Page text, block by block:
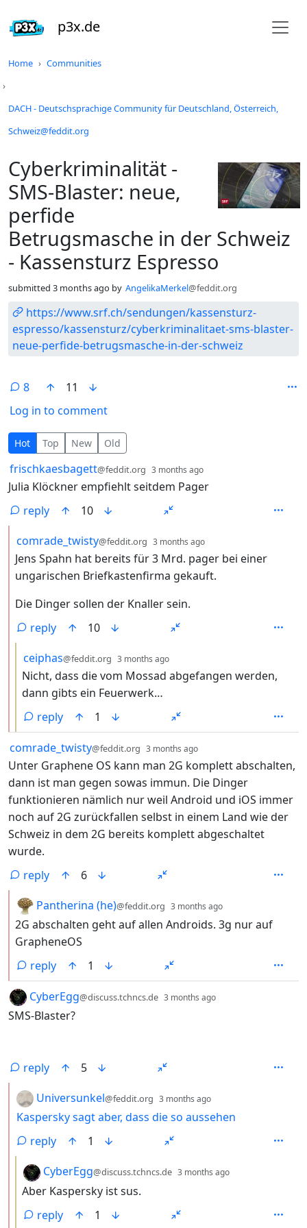
p3x.de
Home Communities
DACH - Deutschsprachige Community für Deutschland, Österreich,
Schweiz@feddit.org
Cyberkriminalität -
SMS-Blaster: neue,
perfide
Betrugsmasche in der Schweiz
- Kassensturz Espresso
submitted 3 months ago by AngelikaMerkel@feddit.org
https://www.srf.ch/sendungen/kassensturz-
espresso/kassensturz/cyberkriminalitaet-sms-blaster-
neue-perfide-betrugsmasche-in-der-schweiz
8
11
Log in to comment
8 Comments
Hot Top New Old
by
frischkaesbagett@feddit.org 3 months ago
Julia Klöckner empfiehlt seitdem Pager
reply
10
by
comrade_twisty@feddit.org 3 months ago
Jens Spahn hat bereits für 3 Mrd. pager bei einer
ungarischen Briefkastenfirma gekauft.
Die Dinger sollen der Knaller sein.
reply
10
by
ceiphas@feddit.org 3 months ago
Nicht, dass die vom Mossad abgefangen werden,
dann gibts ein Feuerwerk…
reply
1
by
comrade_twisty@feddit.org 3 months ago
Unter Graphene OS kann man 2G komplett abschalten,
dann ist man gegen sowas immun. Die Dinger
funktionieren nämlich nur weil Android und iOS immer
noch auf 2G zurückfallen selbst in einem Land wie der
Schweiz in dem 2G bereits komplett abgeschaltet
wurde.
reply
6
by
Pantherina (he)@feddit.org 3 months ago
2G abschalten geht auf allen Androids. 3g nur auf
GrapheneOS
reply
1
by
CyberEgg@discuss.tchncs.de 3 months ago
SMS-Blaster?
reply
5
by
Universunkel@feddit.org 3 months ago
Kaspersky sagt aber, dass die so aussehen
reply
1
by
CyberEgg@discuss.tchncs.de 3 months ago
Aber Kaspersky ist sus.
reply
1
Do not click this